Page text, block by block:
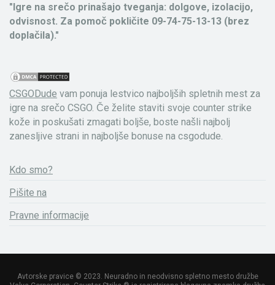
"Igre na srečo prinašajo tveganja: dolgove, izolacijo,
odvisnost. Za pomoč pokličite 09-74-75-13-13 (brez
doplačila)."
CSGODude vam ponuja lestvico najboljših spletnih mest za
igre na srečo CSGO. Če želite staviti svoje counter strike
kože in poskušati zmagati boljše, boste našli najbolj
zanesljive strani in najboljše bonuse na csgodude.
Kdo smo?
Pišite na
Pravne informacije
Avtorske pravice © 2023. Neuradno in neodvisno spletno mesto družbe